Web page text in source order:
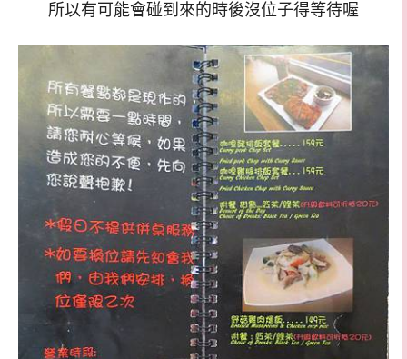
所以有可能會碰到來的時後沒位子得等待喔